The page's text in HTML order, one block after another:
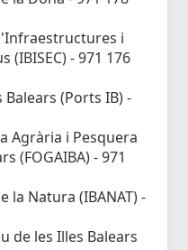
i
(IBISEC) - 971 176
(Ports IB) -
Agrària i Pesquera
(FOGAIBA) - 971
la Natura (IBANAT) -
de les Illes Balears